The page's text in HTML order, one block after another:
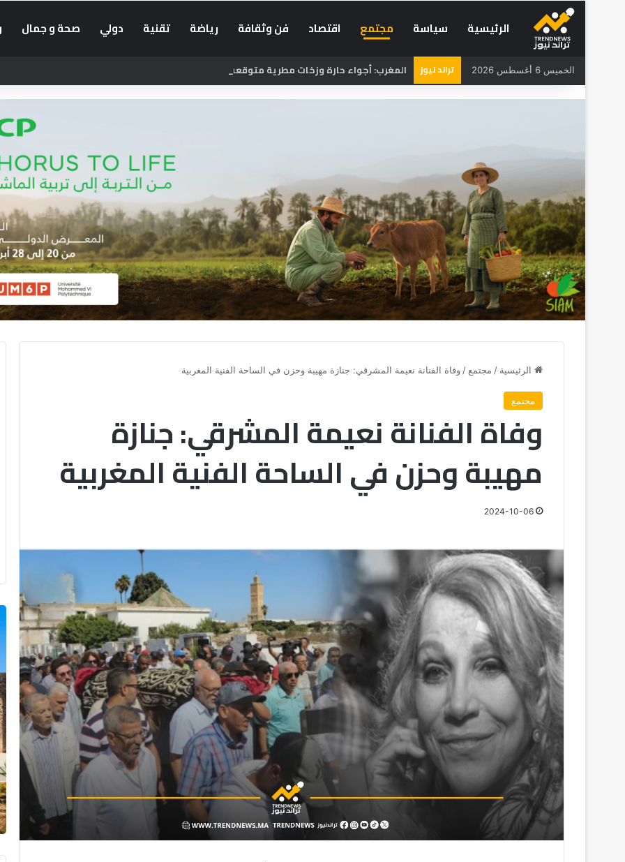
الرئيسية سياسة مجتمع اقتصاد فن وثقافة رياضة تقنية دولي صحة و جمال
الخميس 6 أغسطس 2026 تراند نيوز المغرب: أجواء حارة وزخات مطرية متوقعة يوم الجمعة
الرئيسية / مجتمع / وفاة الفنانة نعيمة المشرقي: جنازة مهيبة وحزن في الساحة الفنية المغربية
مجتمع
وفاة الفنانة نعيمة المشرقي: جنازة
مهيبة وحزن في الساحة الفنية المغربية
2024-10-06